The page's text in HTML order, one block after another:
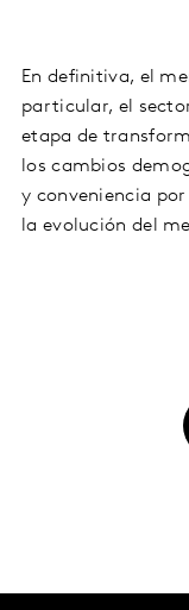
En definitiva, el
particular, el
etapa de
los cambios
y conveniencia
la evolución del